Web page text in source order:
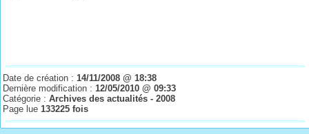
Date de création :14/11/2008 @ 18:38
Dernière modification :12/05/2010 @ 09:33
Catégorie :Archives des actualités - 2008
Page lue133225 fois